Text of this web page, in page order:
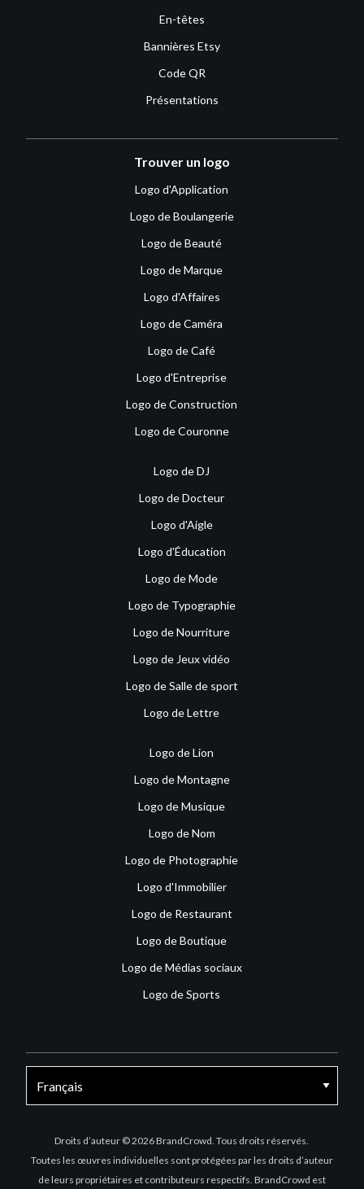
En-têtes
Bannières Etsy
Code QR
Présentations
Trouver un logo
Logo d'Application
Logo de Boulangerie
Logo de Beauté
Logo de Marque
Logo d'Affaires
Logo de Caméra
Logo de Café
Logo d'Entreprise
Logo de Construction
Logo de Couronne
Logo de DJ
Logo de Docteur
Logo d'Aigle
Logo d'Éducation
Logo de Mode
Logo de Typographie
Logo de Nourriture
Logo de Jeux vidéo
Logo de Salle de sport
Logo de Lettre
Logo de Lion
Logo de Montagne
Logo de Musique
Logo de Nom
Logo de Photographie
Logo d'Immobilier
Logo de Restaurant
Logo de Boutique
Logo de Médias sociaux
Logo de Sports
Droits d’auteur © 2026 BrandCrowd. Tous droits réservés.
Toutes les œuvres individuelles sont protégées par les droits d’auteur
de leurs propriétaires et contributeurs respectifs. BrandCrowd est